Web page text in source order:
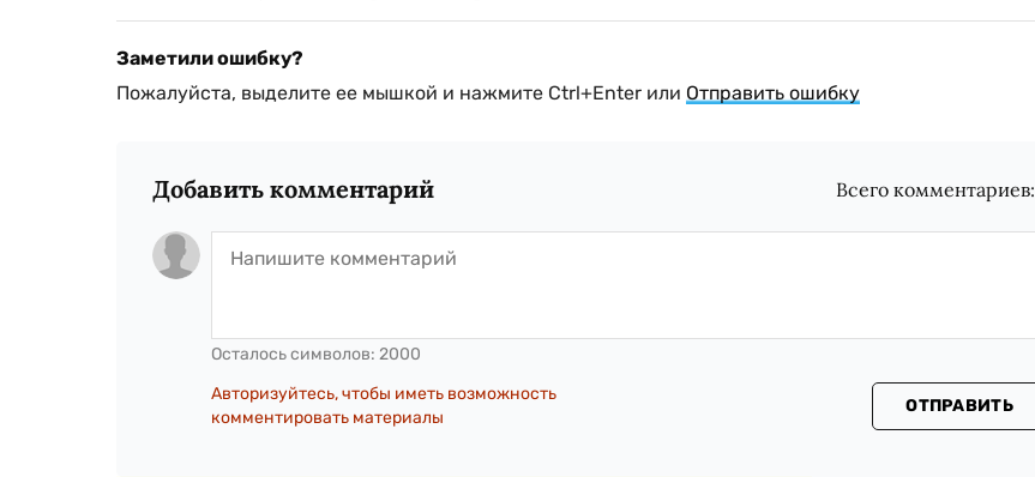
Заметили ошибку?
Пожалуйста, выделите ее мышкой и нажмите Ctrl+Enter или Отправить ошибку
Добавить комментарий Всего комментариев:
Осталось символов: 2000
Авторизуйтесь, чтобы иметь возможность
комментировать материалы
ОТПРАВИТЬ